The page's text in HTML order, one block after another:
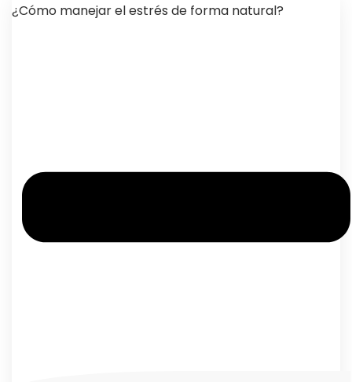
¿Cómo manejar el estrés de forma natural?